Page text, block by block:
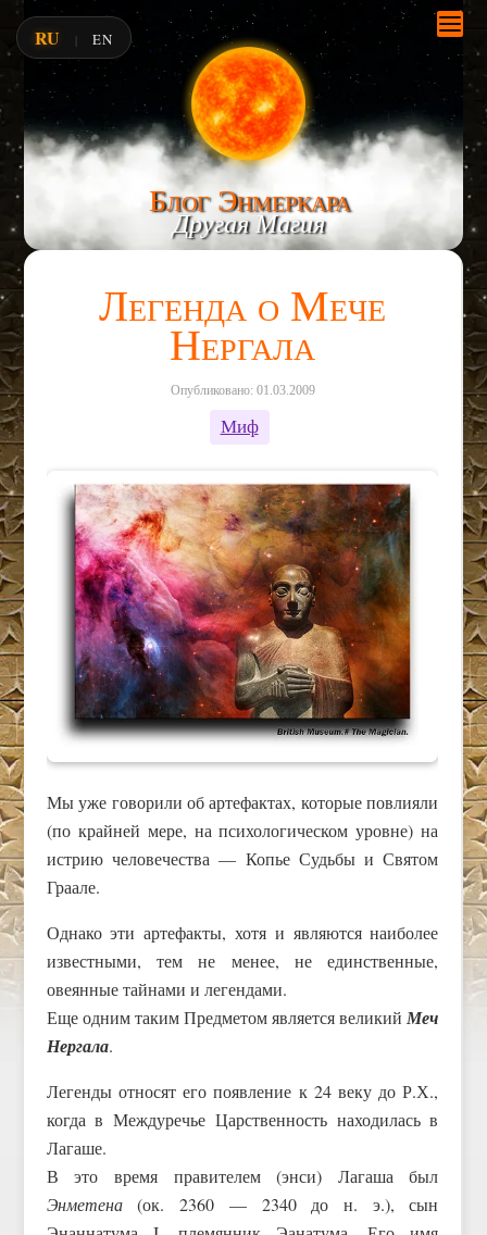
Блог Энмеркара
Другая Магия
Легенда о Мече
Нергала
Опубликовано: 01.03.2009
Миф
Мы уже говорили об артефактах, которые повлияли
(по крайней мере, на психологическом уровне) на
истрию человечества — Копье Судьбы и Святом
Граале.
Однако эти артефакты, хотя и являются наиболее
известными, тем не менее, не единственные,
овеянные тайнами и легендами.
Еще одним таким Предметом является великийМеч
Нергала.
Легенды относят его появление к 24 веку до Р.Х.,
когда в Междуречье Царственность находилась в
Лагаше.
В это время правителем (энси) Лагаша был
Энметена(ок. 2360 — 2340 до н. э.), сын
RU | EN